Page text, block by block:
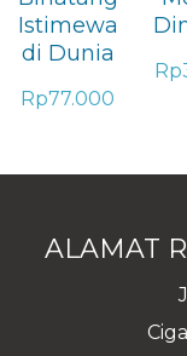
Istimewa
di Dunia
Rp77.000
Rp
ALAMAT